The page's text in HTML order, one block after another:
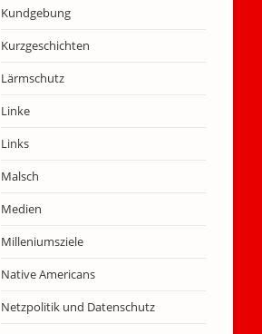
Kundgebung
Kurzgeschichten
Lärmschutz
Linke
Links
Malsch
Medien
Milleniumsziele
Native Americans
Netzpolitik und Datenschutz